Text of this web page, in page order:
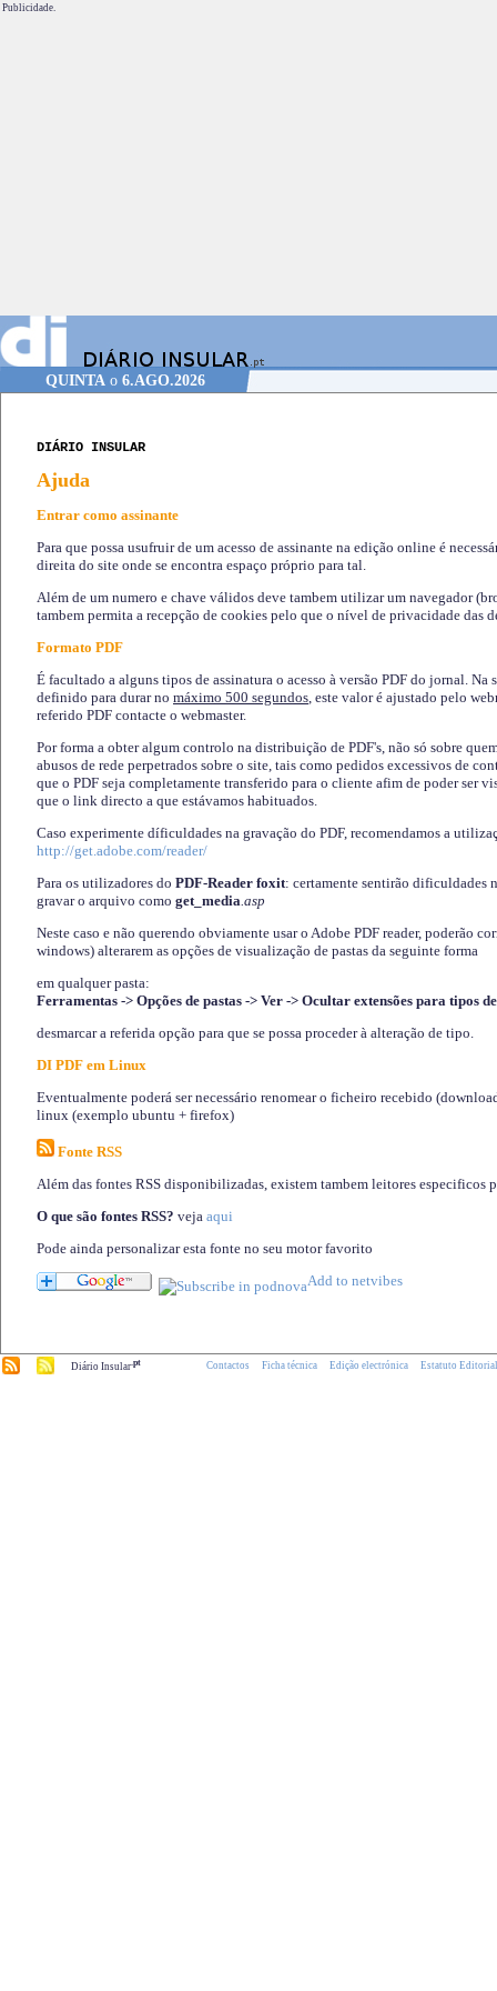
Publicidade.
QUINTAo 6.AGO.2026
DIÁRIO INSULAR
Ajuda
Entrar como assinante
Para que possa usufruir de um acesso de assinante na edição online é
direita do site onde se encontra espaço próprio para tal.
Além de um numero e chave válidos deve tambem utilizar um navegador
tambem permita a recepção de cookies pelo que o nível de privacidade das
Formato PDF
É facultado a alguns tipos de assinatura o acesso à versão PDF do jornal. Na
definido para durar no máximo 500 segundos, este valor é ajustado pelo
referido PDF contacte o webmaster.
Por forma a obter algum controlo na distribuição de PDF's, não só sobre
abusos de rede perpetrados sobre o site, tais como pedidos excessivos de
que o PDF seja completamente transferido para o cliente afim de poder ser
que o link directo a que estávamos habituados.
Caso experimente díficuldades na gravação do PDF, recomendamos a
http://get.adobe.com/reader/
Para os utilizadores do PDF-Reader foxit: certamente sentirão dificuldades
gravar o arquivo como get_media.asp
Neste caso e não querendo obviamente usar o Adobe PDF reader, poderão
windows) alterarem as opções de visualização de pastas da seguinte forma
em qualquer pasta:
Ferramentas -> Opções de pastas -> Ver -> Ocultar extensões para tipos
desmarcar a referida opção para que se possa proceder à alteração de tipo.
DI PDF em Linux
Eventualmente poderá ser necessário renomear o ficheiro recebido
linux (exemplo ubuntu + firefox)
Fonte RSS
Além das fontes RSS disponibilizadas, existem tambem leitores especificos
O que são fontes RSS? veja aqui
Pode ainda personalizar esta fonte no seu motor favorito
Diário Insular.pt Contactos Ficha técnica Edição electrónica Estatuto Editorial